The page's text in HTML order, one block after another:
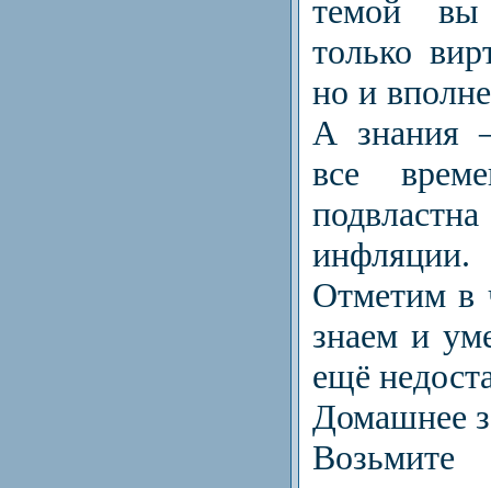
темой вы
только
но и
А знания
все
инфляции.
Отметим в
знаем и
ещё
Домашнее